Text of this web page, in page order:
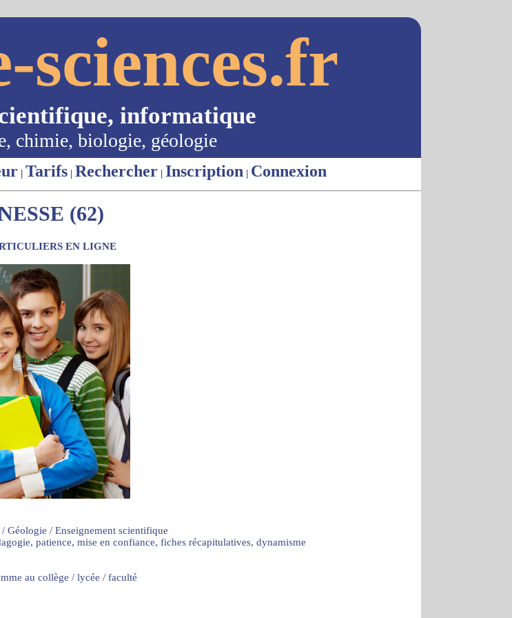
sciences.fr
informatique
chimie, biologie, géologie
| Tarifs | Rechercher | Inscription | Connexion
(62)
EN LIGNE
Géologie / Enseignement scientifique
patience, mise en confiance, fiches récapitulatives, dynamisme
au collège / lycée / faculté